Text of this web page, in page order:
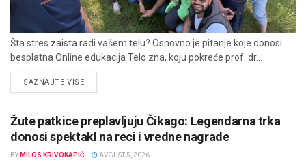
Šta stres zaista radi vašem telu? Osnovno je pitanje koje donosi
besplatna Online edukacija Telo zna, koju pokreće prof. dr...
SAZNAJTE VIŠEDETAILS
Žute patkice preplavljuju Čikago: Legendarna trka
donosi spektakl na reci i vredne nagrade
BY MILOS KRIVOKAPIĆ AVGUST 5, 2026